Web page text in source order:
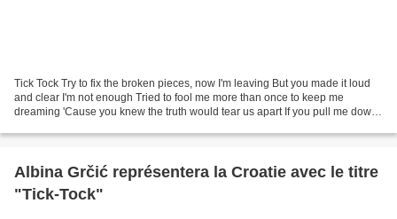
Tick Tock Try to fix the broken pieces, now I'm leaving But you made it loud
and clear I'm not enough Tried to fool me more than once to keep me
dreaming 'Cause you knew the truth would tear us apart If you pull me down
Albina Grčić représentera la Croatie avec le titre
"Tick-Tock"